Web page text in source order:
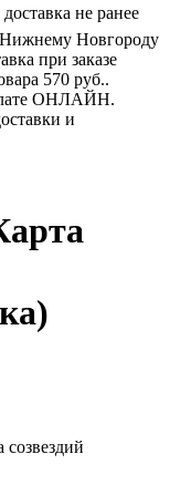
не ранее
Нижнему Новгороду
при заказе
570 руб..
ОНЛАЙН.
и